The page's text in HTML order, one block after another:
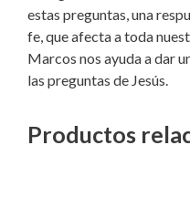
estas preguntas, una
fe, que afecta a toda
Marcos nos ayuda a dar
las preguntas de Jesús.
Productos